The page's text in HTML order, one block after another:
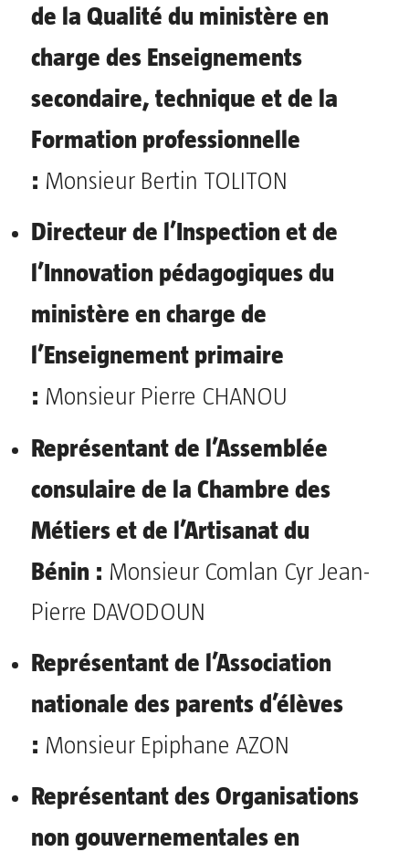
de la Qualité du ministère en
charge des Enseignements
secondaire, technique et de la
Formation professionnelle
: Monsieur Bertin TOLITON
Directeur de l’Inspection et de
l’Innovation pédagogiques du
ministère en charge de
l’Enseignement primaire
: Monsieur Pierre CHANOU
Représentant de l’Assemblée
consulaire de la Chambre des
Métiers et de l’Artisanat du
Bénin : Monsieur Comlan Cyr Jean-
Pierre DAVODOUN
Représentant de l’Association
nationale des parents d’élèves
: Monsieur Epiphane AZON
Représentant des Organisations
non gouvernementales en